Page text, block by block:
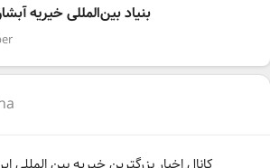
بنیاد بین‌المللی خیریه